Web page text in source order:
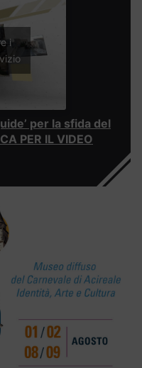
i
per la sfida del
PER IL VIDEO